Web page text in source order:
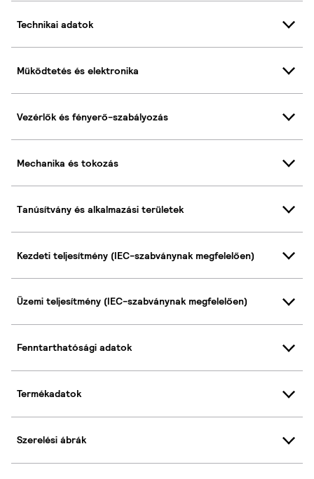
Technikai adatok
Működtetés és elektronika
Vezérlők és fényerő-szabályozás
Mechanika és tokozás
Tanúsítvány és alkalmazási területek
Kezdeti teljesítmény (IEC-szabványnak megfelelően)
Üzemi teljesítmény (IEC-szabványnak megfelelően)
Fenntarthatósági adatok
Termékadatok
Szerelési ábrák